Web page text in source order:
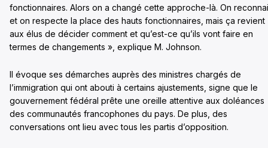
fonctionnaires. Alors on a changé cette approche-là. On
et on respecte la place des hauts fonctionnaires, mais ça revient
aux élus de décider comment et qu’est-ce qu’ils vont faire en
termes de changements », explique M. Johnson.
Il évoque ses démarches auprès des ministres chargés de
l’immigration qui ont abouti à certains ajustements, signe que le
gouvernement fédéral prête une oreille attentive aux doléances
des communautés francophones du pays. De plus, des
conversations ont lieu avec tous les partis d’opposition.